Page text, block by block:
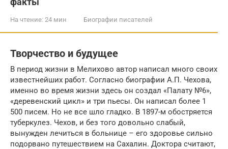
На чтение: 24 мин Биографии писателей
Творчество и будущее
В период жизни в Мелихово автор написал много своих
известнейших работ. Согласно биографии А.П. Чехова,
именно во время жизни здесь он создал «Палату №6»,
«деревенский цикл» и три пьесы. Он написал более 1
500 писем. Но не все шло гладко. В 1897-м обостряется
туберкулез. Чехов, и без того довольно слабый,
вынужден лечиться в больнице – его здоровье сильно
подорвано путешествием на Сахалин. Доктора считают,